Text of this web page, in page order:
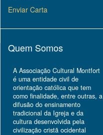
Enviar Carta
Quem Somos
A Associação Cultural Montfort
é uma entidade civil de
orientação católica que tem
como finalidade, entre outras, a
difusão do ensinamento
tradicional da Igreja e da
cultura desenvolvida pela
civilização cristã ocidental